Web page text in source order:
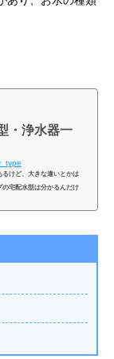
・浄水器一
るけど、大きな違いとかは
宅配水型は分かるんだけ
配水ウォーターサーバー水
ォーターサーバー（水道